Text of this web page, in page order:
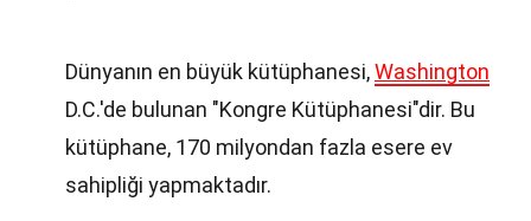
Dünyanın en büyük kütüphanesi,Washington
D.C.'de bulunan "Kongre Kütüphanesi"dir. Bu
kütüphane, 170 milyondan fazla esere ev
sahipliği yapmaktadır.